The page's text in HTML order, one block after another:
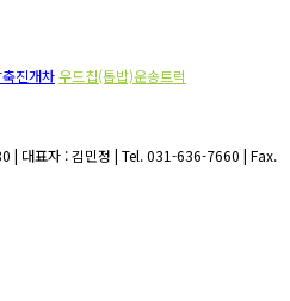
축진개차우드칩(톱밥)운송트럭
| 대표자 : 김민정 | Tel. 031-636-7660 | Fax.